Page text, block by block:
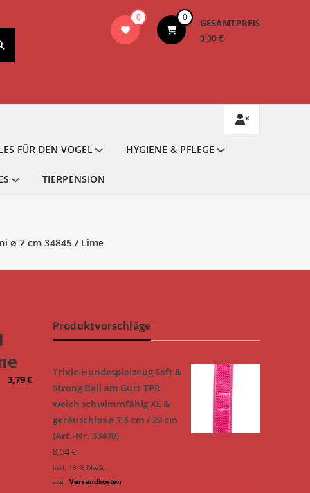
0 0 GESAMTPREIS
0,00 €
FÜR DEN VOGEL HYGIENE & PFLEGE
TIERPENSION
ø 7 cm 34845 / Lime
3,79€
Produktvorschläge
Trixie Hundespielzeug Soft &
Strong Ball am Gurt TPR
weich schwimmfähig XL &
geräuschlos ø 7,5 cm / 29 cm
(Art.-Nr. 33478)
8,54€
inkl. 19 % MwSt.
zzgl. Versandkosten